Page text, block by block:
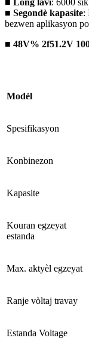
■ Long lavi: 6000
■ Segondè kapasite:
bezwen aplikasyon
■ 48V% 2f51.2V
Modèl
Spesifikasyon
Konbinezon
Kapasite
Kouran egzeyat
estanda
Max. aktyèl egzeyat
Ranje vòltaj travay
Estanda Voltage